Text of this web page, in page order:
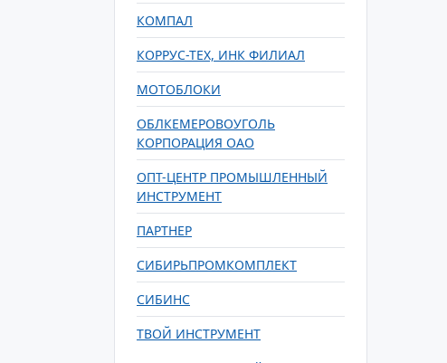
КОМПАЛ
КОРРУС-ТЕХ, ИНК ФИЛИАЛ
МОТОБЛОКИ
ОБЛКЕМЕРОВОУГОЛЬ
КОРПОРАЦИЯ ОАО
ОПТ-ЦЕНТР ПРОМЫШЛЕННЫЙ
ИНСТРУМЕНТ
ПАРТНЕР
СИБИРЬПРОМКОМПЛЕКТ
СИБИНС
ТВОЙ ИНСТРУМЕНТ